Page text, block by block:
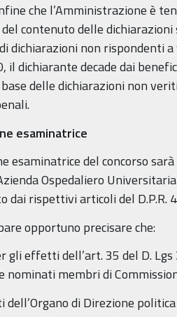
che l’Amministrazione è
contenuto delle
dichiarazioni non rispondenti
il dichiarante decade dai
delle dichiarazioni non
esaminatrice
esaminatrice del concorso
Ospedaliero
dai rispettivi articoli del D.P.R.
opportuno precisare che:
gli effetti dell’art. 35 del D.
nominati membri di
dell’Organo di Direzione